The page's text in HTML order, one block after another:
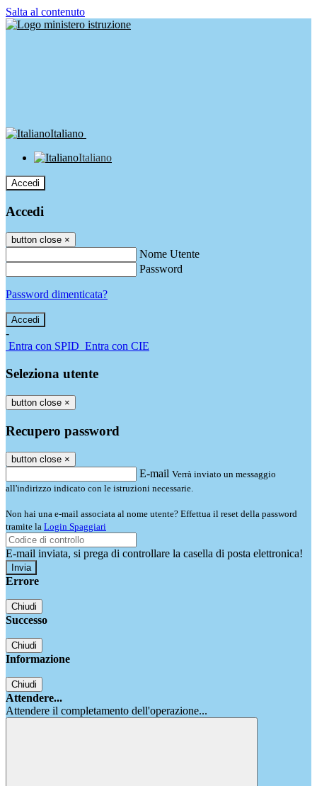
Salta al contenuto
Italiano
Italiano
Accedi
Accedi
button close ×
Nome Utente
Password
Password dimenticata?
-
Entra con SPID Entra con CIE
Seleziona utente
button close ×
Recupero password
button close ×
E-mail Verrà inviato un messaggio
all'indirizzo indicato con le istruzioni necessarie.
Non hai una e-mail associata al nome utente? Effettua il reset della password
tramite la Login Spaggiari
E-mail inviata, si prega di controllare la casella di posta elettronica!
Errore
Chiudi
Successo
Chiudi
Informazione
Chiudi
Attendere...
Attendere il completamento dell'operazione...